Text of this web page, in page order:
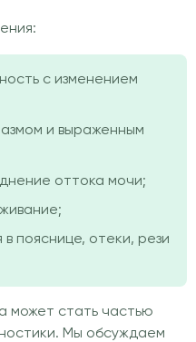
с изменением
и выраженным
оттока мочи;
пояснице, отеки, рези
может стать частью
Мы обсуждаем